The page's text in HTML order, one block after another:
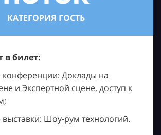
КАТЕГОРИЯ ГОСТЬ
в билет:
Доклады на
и Экспертной сцене, доступ к
Шоу-рум технологий.